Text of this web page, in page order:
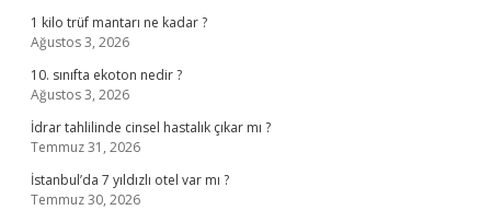
1 kilo trüf mantarı ne kadar ?
Ağustos 3, 2026
10. sınıfta ekoton nedir ?
Ağustos 3, 2026
İdrar tahlilinde cinsel hastalık çıkar mı ?
Temmuz 31, 2026
İstanbul’da 7 yıldızlı otel var mı ?
Temmuz 30, 2026